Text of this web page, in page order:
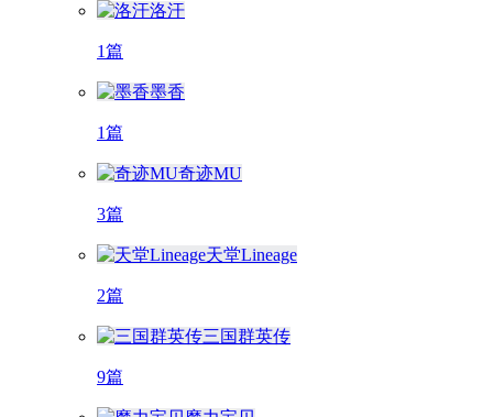
洛汗
1篇
墨香
1篇
奇迹MU
3篇
天堂Lineage
2篇
三国群英传
9篇